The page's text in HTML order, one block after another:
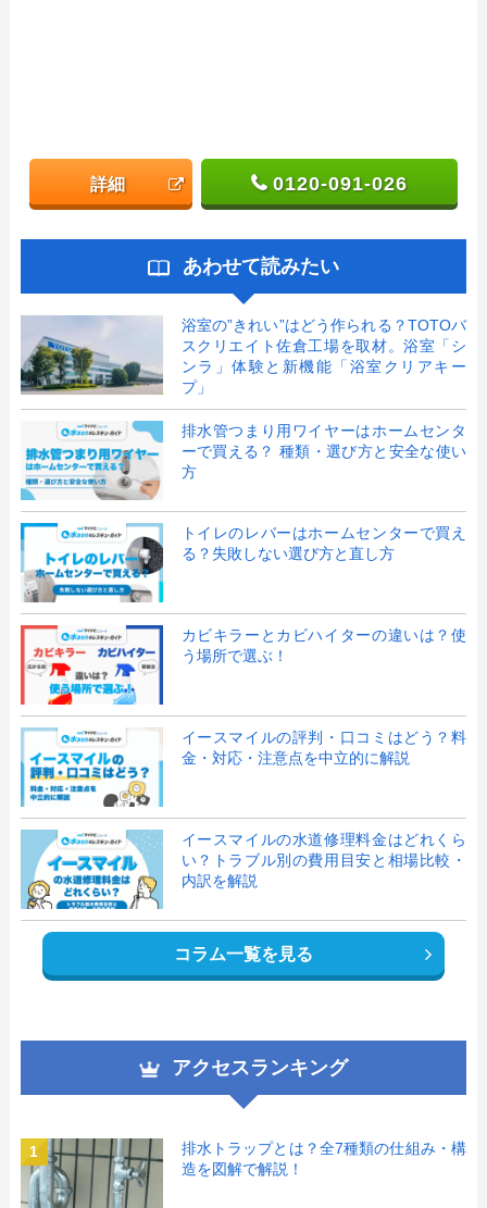
詳細 0120-091-026
あわせて読みたい
浴室の”きれい”はどう作られる？TOTOバ
スクリエイト佐倉工場を取材。浴室「シ
ンラ」体験と新機能「浴室クリアキー
プ」
排水管つまり用ワイヤーはホームセンタ
ーで買える？ 種類・選び方と安全な使い
方
トイレのレバーはホームセンターで買え
る？失敗しない選び方と直し方
カビキラーとカビハイターの違いは？使
う場所で選ぶ！
イースマイルの評判・口コミはどう？料
金・対応・注意点を中立的に解説
イースマイルの水道修理料金はどれくら
い？トラブル別の費用目安と相場比較・
内訳を解説
コラム一覧を見る
アクセスランキング
1
排水トラップとは？全7種類の仕組み・構
造を図解で解説！